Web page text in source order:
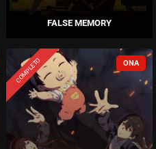
FALSE MEMORY
COMPLETO